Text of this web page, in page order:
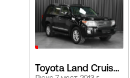
Toyota Land Cruiser, 200 Series Рестайлинг 1